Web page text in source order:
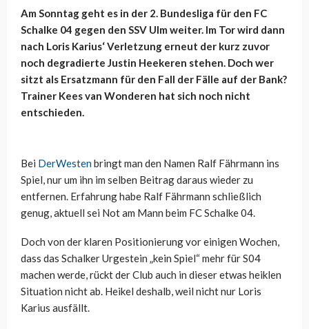
Am Sonntag geht es in der 2. Bundesliga für den FC
Schalke 04 gegen den SSV Ulm weiter. Im Tor wird dann
nach Loris Karius‘ Verletzung erneut der kurz zuvor
noch degradierte Justin Heekeren stehen. Doch wer
sitzt als Ersatzmann für den Fall der Fälle auf der Bank?
Trainer Kees van Wonderen hat sich noch nicht
entschieden.
Bei DerWestenbringt man den Namen Ralf Fährmann ins
Spiel, nur um ihn im selben Beitrag daraus wieder zu
entfernen. Erfahrung habe Ralf Fährmann schließlich
genug, aktuell sei Not am Mann beim FC Schalke 04.
Doch von der klaren Positionierung vor einigen Wochen,
dass das Schalker Urgestein „kein Spiel“ mehr für S04
machen werde, rückt der Club auch in dieser etwas heiklen
Situation nicht ab. Heikel deshalb, weil nicht nur Loris
Karius ausfällt.